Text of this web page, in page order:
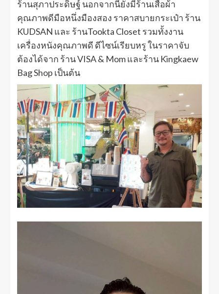
ร้านสุภาประดิษฐ์ นอกจากนี้ยังมีร้านเสื้อผ้า
คุณภาพดีมือหนึ่งมืองสอง ราคาสบายกระเป๋า ร้าน
KUDSAN และ ร้านTookta Closet รวมทั้งงาน
เครื่องหนังคุณภาพดี ดีไซน์เรียบหรู ในราคาจับ
ต้องได้จาก ร้าน VISA & Mom และร้าน Kingkaew
Bag Shop เป็นต้น